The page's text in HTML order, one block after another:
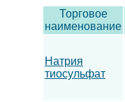
Торговое
наименование
Натрия
тиосульфат